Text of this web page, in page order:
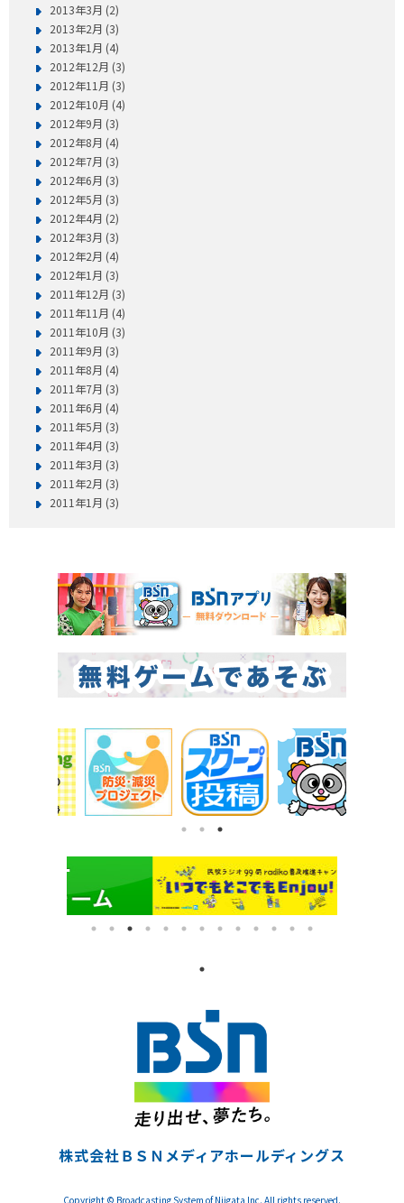
2013年3月 (2)
2013年2月 (3)
2013年1月 (4)
2012年12月 (3)
2012年11月 (3)
2012年10月 (4)
2012年9月 (3)
2012年8月 (4)
2012年7月 (3)
2012年6月 (3)
2012年5月 (3)
2012年4月 (2)
2012年3月 (3)
2012年2月 (4)
2012年1月 (3)
2011年12月 (3)
2011年11月 (4)
2011年10月 (3)
2011年9月 (3)
2011年8月 (4)
2011年7月 (3)
2011年6月 (4)
2011年5月 (3)
2011年4月 (3)
2011年3月 (3)
2011年2月 (3)
2011年1月 (3)
株式会社ＢＳＮメディアホールディングス
Copyright © Broadcasting System of Niigata Inc. All rights reserved.